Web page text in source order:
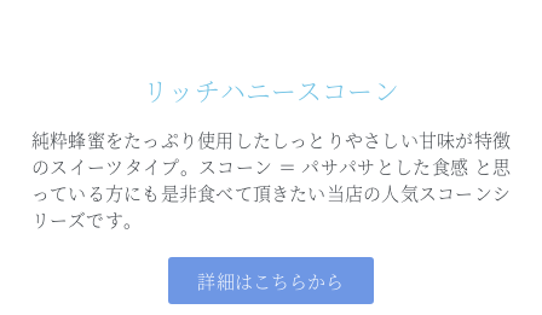
リッチハニースコーン
純粋蜂蜜をたっぷり使用した しっとりやさしい甘味が特徴
のスイーツタイプ。
スコーン ＝ パサパサとした食感 と思
っている方にも是非食べて頂きたい当店の人気スコーンシ
リーズです。
詳細はこちらから